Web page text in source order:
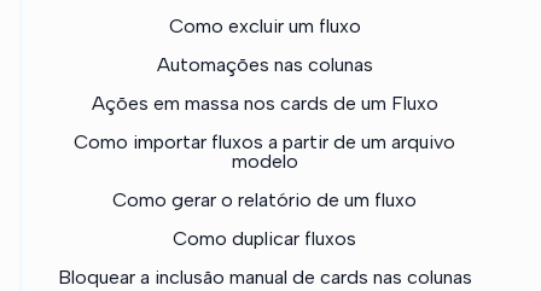
Como excluir um fluxo
Automações nas colunas
Ações em massa nos cards de um Fluxo
Como importar fluxos a partir de um arquivo
modelo
Como gerar o relatório de um fluxo
Como duplicar fluxos
Bloquear a inclusão manual de cards nas colunas